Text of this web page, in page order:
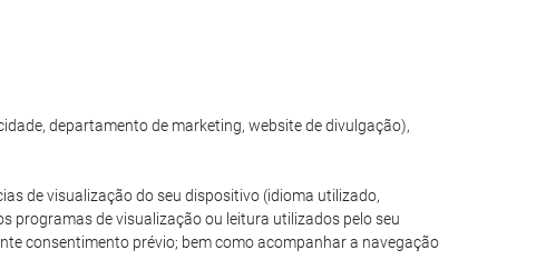
departamento de marketing, website de divulgação),
de visualização do seu dispositivo (idioma utilizado,
programas de visualização ou leitura utilizados pelo seu
consentimento prévio; bem como acompanhar a navegação